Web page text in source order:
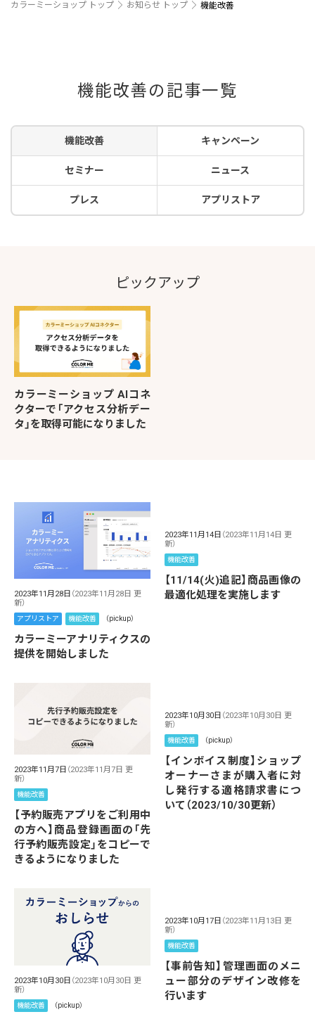
カラーミーショップ トップ お知らせ トップ 機能改善
機能改善の記事一覧
機能改善 キャンペーン
セミナー ニュース
プレス アプリストア
ピックアップ
カラーミーショップ AIコネ
クターで「アクセス分析デー
タ」を取得可能になりました
2023年11月28日 （2023年11月28日 更
新）
アプリストア 機能改善 （pickup）
カラーミーアナリティクスの
提供を開始しました
2023年11月14日 （2023年11月14日 更
新）
機能改善
【11/14(火)追記】商品画像の
最適化処理を実施します
2023年11月7日 （2023年11月7日 更
新）
機能改善
【予約販売アプリをご利用中
の方へ】商品登録画面の「先
行予約販売設定」をコピーで
きるようになりました
2023年10月30日 （2023年10月30日 更
新）
機能改善 （pickup）
【インボイス制度】ショップ
オーナーさまが購入者に対
し発行する適格請求書につ
いて（2023/10/30更新）
2023年10月30日 （2023年10月30日 更
新）
機能改善 （pickup）
2023年10月17日 （2023年11月13日 更
新）
機能改善
【事前告知】管理画面のメニ
ュー部分のデザイン改修を
行います